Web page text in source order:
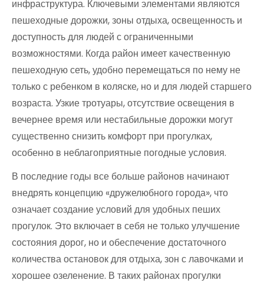
инфраструктура. Ключевыми элементами являются
пешеходные дорожки, зоны отдыха, освещенность и
доступность для людей с ограниченными
возможностями. Когда район имеет качественную
пешеходную сеть, удобно перемещаться по нему не
только с ребенком в коляске, но и для людей старшего
возраста. Узкие тротуары, отсутствие освещения в
вечернее время или нестабильные дорожки могут
существенно снизить комфорт при прогулках,
особенно в неблагоприятные погодные условия.
В последние годы все больше районов начинают
внедрять концепцию «дружелюбного города», что
означает создание условий для удобных пеших
прогулок. Это включает в себя не только улучшение
состояния дорог, но и обеспечение достаточного
количества остановок для отдыха, зон с лавочками и
хорошее озеленение. В таких районах прогулки